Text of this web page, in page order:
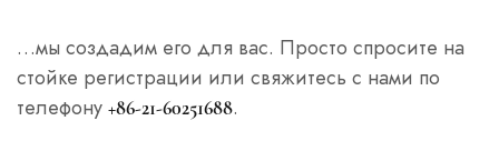
…мы создадим его для вас. Просто спросите на
стойке регистрации или свяжитесь с нами по
телефону +86-21-60251688.